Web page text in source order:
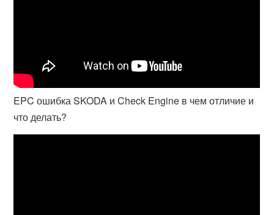
EPC ошибка SKODA и Check Engine в чем отличие и
что делать?